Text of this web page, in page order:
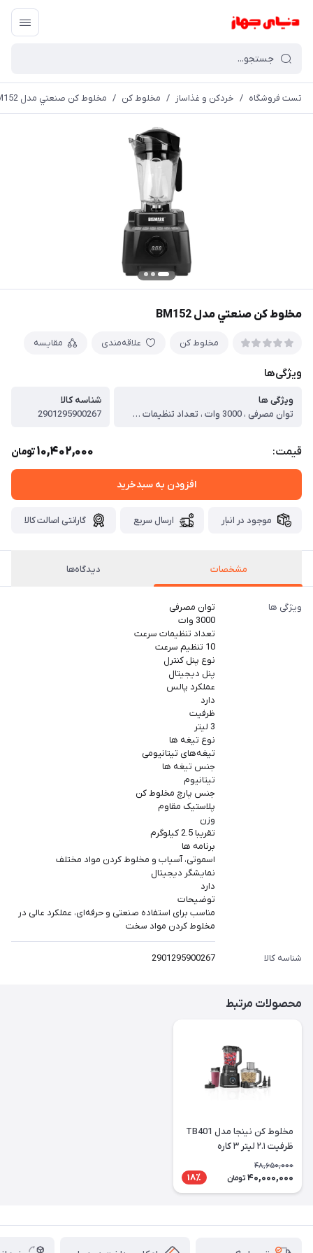
تست فروشگاه / خردکن و غذاساز / مخلوط کن / مخلوط كن صنعتي مدل BM152
مخلوط كن صنعتي مدل BM152
مخلوط کن علاقه‌مندی مقایسه
ویژگی‌ها
ویژگی ها
توان مصرفی ، 3000 وات ، تعداد تنظیمات سرعت ، 10 تنظیم سرعت ، نوع پنل کنترل ، پنل دیجیتال ، عملکرد پالس ، دارد ، ظرفیت ، 3 لیتر ، نوع تیغه ها ، تیغه‌های تیتانیومی ، جنس تیغه ها ، تیتانیوم ، جنس پارچ مخلوط کن ، پلاستیک مقاوم ، وزن ، تقریبا 2.5 کیلوگرم ، برنامه ها ، اسموتی، آسیاب و مخلوط کردن مواد مختلف ، نمایشگر دیجیتال ، دارد ، توضیحات ، مناسب برای استفاده صنعتی و حرفه‌ای، عملکرد عالی در مخلوط کردن مواد سخت
شناسه کالا
2901295900267
قیمت: 10,402,000تومان
افزودن به سبدخرید
موجود در انبار ارسال سریع گارانتی اصالت کالا
مشخصات دیدگاه‌ها
ویژگی ها
توان مصرفی
3000 وات
تعداد تنظیمات سرعت
10 تنظیم سرعت
نوع پنل کنترل
پنل دیجیتال
عملکرد پالس
دارد
ظرفیت
3 لیتر
نوع تیغه ها
تیغه‌های تیتانیومی
جنس تیغه ها
تیتانیوم
جنس پارچ مخلوط کن
پلاستیک مقاوم
وزن
تقریبا 2.5 کیلوگرم
برنامه ها
اسموتی، آسیاب و مخلوط کردن مواد مختلف
نمایشگر دیجیتال
دارد
توضیحات
مناسب برای استفاده صنعتی و حرفه‌ای، عملکرد عالی در
مخلوط کردن مواد سخت
شناسه کالا 2901295900267
محصولات مرتبط
مخلوط کن نینجا مدل TB401
ظرفیت ۲.۱ لیتر ۳ کاره
48,650,000
40,000,000 تومان 18٪